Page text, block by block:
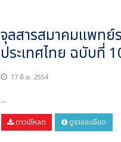
จุลสารสมาคมแพทย์
ประเทศไทย ฉบับที่
17 มิ.ย. 2554
...
ดาวน์โหลด ดูรายละเอียด